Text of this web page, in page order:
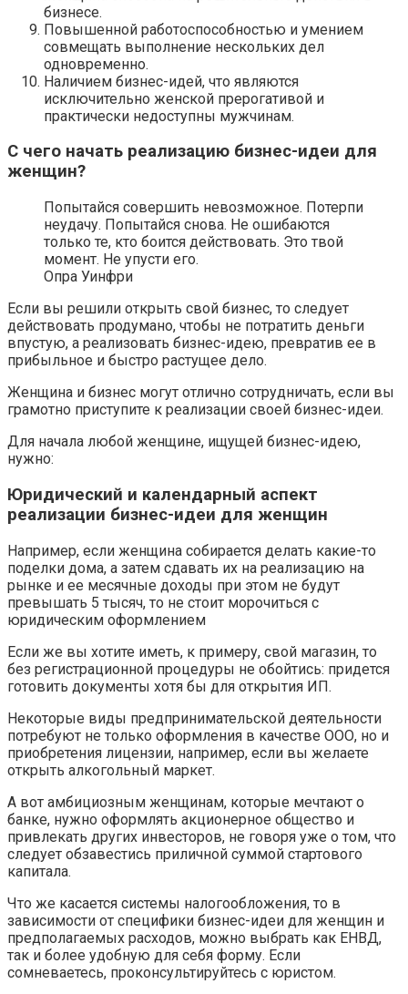
бизнесе.
Повышенной работоспособностью и умением
совмещать выполнение нескольких дел
одновременно.
Наличием бизнес-идей, что являются
исключительно женской прерогативой и
практически недоступны мужчинам.
С чего начать реализацию бизнес-идеи для
женщин?
Попытайся совершить невозможное. Потерпи
неудачу. Попытайся снова. Не ошибаются
только те, кто боится действовать. Это твой
момент. Не упусти его.
Опра Уинфри
Если вы решили открыть свой бизнес, то следует
действовать продумано, чтобы не потратить деньги
впустую, а реализовать бизнес-идею, превратив ее в
прибыльное и быстро растущее дело.
Женщина и бизнес могут отлично сотрудничать, если вы
грамотно приступите к реализации своей бизнес-идеи.
Для начала любой женщине, ищущей бизнес-идею,
нужно:
Юридический и календарный аспект
реализации бизнес-идеи для женщин
Например, если женщина собирается делать какие-то
поделки дома, а затем сдавать их на реализацию на
рынке и ее месячные доходы при этом не будут
превышать 5 тысяч, то не стоит морочиться с
юридическим оформлением
Если же вы хотите иметь, к примеру, свой магазин, то
без регистрационной процедуры не обойтись: придется
готовить документы хотя бы для открытия ИП.
Некоторые виды предпринимательской деятельности
потребуют не только оформления в качестве ООО, но и
приобретения лицензии, например, если вы желаете
открыть алкогольный маркет.
А вот амбициозным женщинам, которые мечтают о
банке, нужно оформлять акционерное общество и
привлекать других инвесторов, не говоря уже о том, что
следует обзавестись приличной суммой стартового
капитала.
Что же касается системы налогообложения, то в
зависимости от специфики бизнес-идеи для женщин и
предполагаемых расходов, можно выбрать как ЕНВД,
так и более удобную для себя форму. Если
сомневаетесь, проконсультируйтесь с юристом.